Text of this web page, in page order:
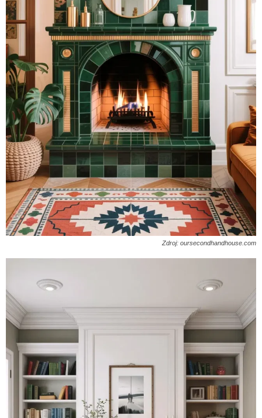
Zdroj: oursecondhandhouse.com